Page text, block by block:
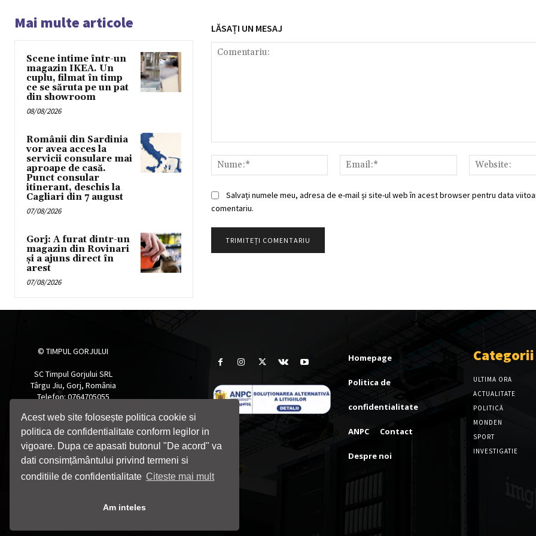
Acest web site folosește politica cookie si
politica de confidentialitate conform legilor in
vigoare. Dupa ce apasati butonul "De acord" va
dati consimțământului privind termeni si
conditiile de confidentialitate Citeste mai mult
Am inteles
Mai multe articole
Scene intime într-un
magazin IKEA. Un
cuplu, filmat în timp
ce se săruta pe un pat
din showroom
08/08/2026
Românii din Sardinia
vor avea acces la
servicii consulare mai
aproape de casă.
Punct consular
itinerant, deschis la
Cagliari din 7 august
07/08/2026
Gorj: A furat dintr-un
magazin din Rovinari
și a ajuns direct în
arest
07/08/2026
LĂSAȚI UN MESAJ
Nume:*
Email:*
Salvați numele meu, adresa de e-mail și site-ul web în acest browser pentru data
comentariu.
© TIMPUL GORJULUI
SC Timpul Gorjului SRL
Târgu Jiu, Gorj, România
Telefon: 0764705055
Homepage
Politica de
confidentialitate
ANPC Contact
Despre noi
Categorii
ULTIMA ORA
ACTUALITATE
POLITICĂ
MONDEN
SPORT
INVESTIGATIE